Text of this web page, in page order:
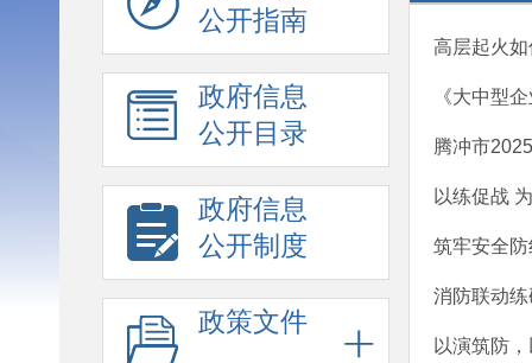
公开指南
政府信息
公开目录
政府信息
公开制度
政策文件
高层起火如
《大中型
腾冲市
以练促战
筑牢安全
消防联动
以演筑防